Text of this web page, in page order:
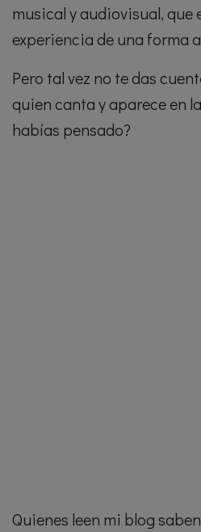
musical y audiovisual, que
experiencia de una forma
Pero tal vez no te das
quien canta y aparece en
habías pensado?
Quienes leen mi blog